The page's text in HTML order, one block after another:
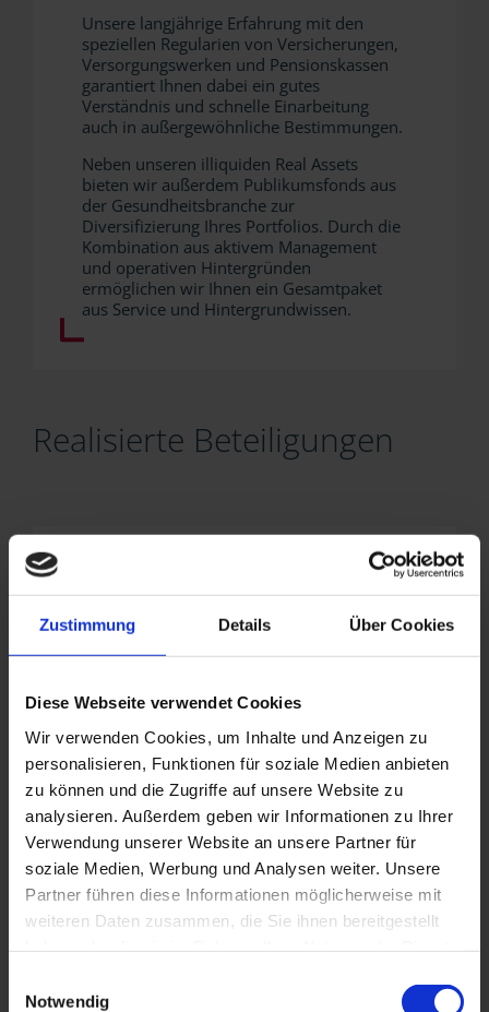
Zustimmung Details Über Cookies
Diese Webseite verwendet Cookies
Wir verwenden Cookies, um Inhalte und Anzeigen zu
personalisieren, Funktionen für soziale Medien anbieten
zu können und die Zugriffe auf unsere Website zu
analysieren. Außerdem geben wir Informationen zu Ihrer
Verwendung unserer Website an unsere Partner für
soziale Medien, Werbung und Analysen weiter. Unsere
Partner führen diese Informationen möglicherweise mit
weiteren Daten zusammen, die Sie ihnen bereitgestellt
Cookies, wenn Sie unsere Webseite weiterhin nutzen.
Notwendig
Unsere langjährige Erfahrung mit den
speziellen Regularien von Versicherungen,
Versorgungswerken und Pensionskassen
garantiert Ihnen dabei ein gutes
Verständnis und schnelle Einarbeitung
auch in außergewöhnliche Bestimmungen.
Neben unseren illiquiden Real Assets
bieten wir außerdem Publikumsfonds aus
der Gesundheitsbranche zur
Diversifizierung Ihres Portfolios. Durch die
Kombination aus aktivem Management
und operativen Hintergründen
ermöglichen wir Ihnen ein Gesamtpaket
aus Service und Hintergrundwissen.
Realisierte Beteiligungen
Unsere Windbeteiligung
Über die letzten Jahre hat Lacuna in
Zusammenarbeit mit FRONTERIS einige
Windbeteiligungen projektiert, gebaut und
vertrieben.
ZU UNSEREN